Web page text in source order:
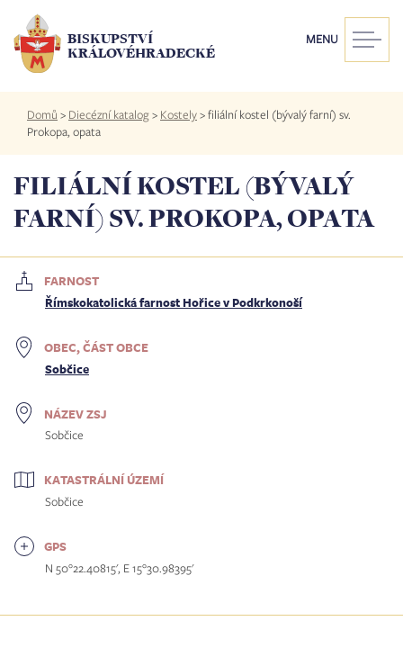
hlavnímu
obsahu
BISKUPSTVÍ
KRÁLOVÉHRADECKÉ
MENU
Drobečková
navigace
Domů > Diecézní katalog> Kostely>filiální kostel (bývalý farní) sv.
Prokopa, opata
FILIÁLNÍ KOSTEL (BÝVALÝ
FARNÍ) SV. PROKOPA, OPATA
FARNOST
Římskokatolická farnost Hořice v Podkrkonoší
OBEC, ČÁST OBCE
Sobčice
NÁZEV ZSJ
Sobčice
KATASTRÁLNÍ ÚZEMÍ
Sobčice
GPS
N 50°22.40815', E 15°30.98395'